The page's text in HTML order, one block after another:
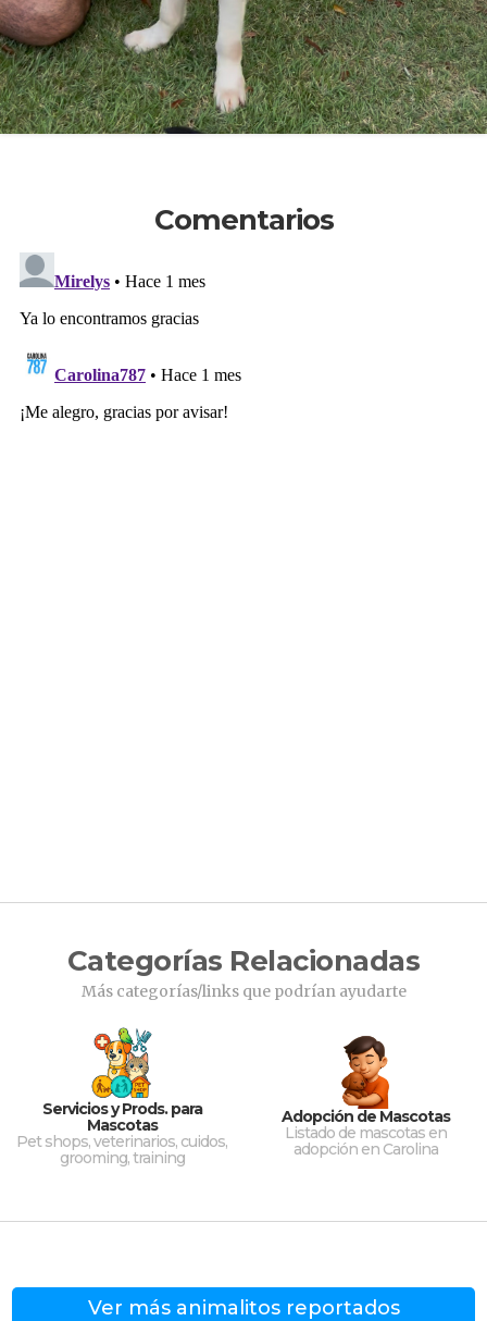
Comentarios
Categorías Relacionadas
Más categorías/links que podrían ayudarte
Servicios y Prods. para
Mascotas
Pet shops, veterinarios, cuidos,
grooming, training
Adopción de Mascotas
Listado de mascotas en
adopción en Carolina
Ver más animalitos reportados